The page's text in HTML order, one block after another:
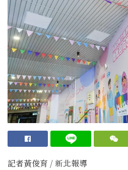
記者黃俊育 / 新北報導